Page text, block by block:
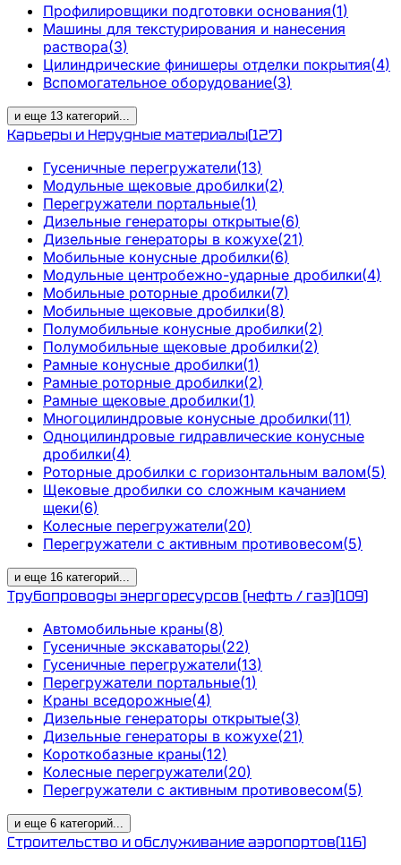
Профилировщики подготовки основания(1)
Машины для текстурирования и нанесения
раствора(3)
Цилиндрические финишеры отделки покрытия(4)
Вспомогательное оборудование(3)
и еще 13 категорий...
Карьеры и Нерудные материалы(127)
Гусеничные перегружатели(13)
Модульные щековые дробилки(2)
Перегружатели портальные(1)
Дизельные генераторы открытые(6)
Дизельные генераторы в кожухе(21)
Мобильные конусные дробилки(6)
Модульные центробежно-ударные дробилки(4)
Мобильные роторные дробилки(7)
Мобильные щековые дробилки(8)
Полумобильные конусные дробилки(2)
Полумобильные щековые дробилки(2)
Рамные конусные дробилки(1)
Рамные роторные дробилки(2)
Рамные щековые дробилки(1)
Многоцилиндровые конусные дробилки(11)
Одноцилиндровые гидравлические конусные
дробилки(4)
Роторные дробилки с горизонтальным валом(5)
Щековые дробилки со сложным качанием
щеки(6)
Колесные перегружатели(20)
Перегружатели с активным противовесом(5)
и еще 16 категорий...
Трубопроводы энергоресурсов (нефть / газ)(109)
Автомобильные краны(8)
Гусеничные экскаваторы(22)
Гусеничные перегружатели(13)
Перегружатели портальные(1)
Краны вседорожные(4)
Дизельные генераторы открытые(3)
Дизельные генераторы в кожухе(21)
Короткобазные краны(12)
Колесные перегружатели(20)
Перегружатели с активным противовесом(5)
и еще 6 категорий...
Строительство и обслуживание аэропортов(116)